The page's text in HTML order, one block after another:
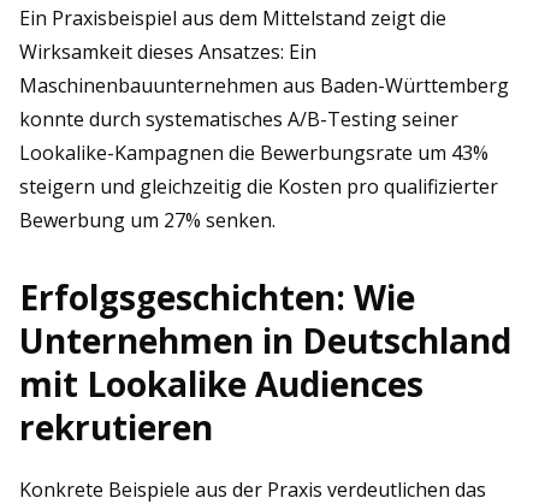
Ein Praxisbeispiel aus dem Mittelstand zeigt die
Wirksamkeit dieses Ansatzes: Ein
Maschinenbauunternehmen aus Baden-Württemberg
konnte durch systematisches A/B-Testing seiner
Lookalike-Kampagnen die Bewerbungsrate um 43%
steigern und gleichzeitig die Kosten pro qualifizierter
Bewerbung um 27% senken.
Erfolgsgeschichten: Wie
Unternehmen in Deutschland
mit Lookalike Audiences
rekrutieren
Konkrete Beispiele aus der Praxis verdeutlichen das